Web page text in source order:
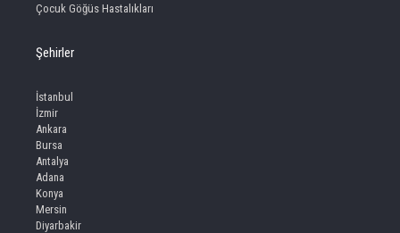
Çocuk Göğüs Hastalıkları
Şehirler
İstanbul
İzmir
Ankara
Bursa
Antalya
Adana
Konya
Mersin
Diyarbakir